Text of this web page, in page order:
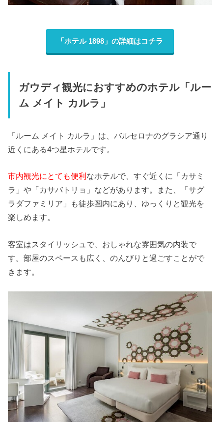
「ホテル 1898」の詳細はコチラ
ガウディ観光におすすめのホテル「ルー
ム メイト カルラ」
「ルーム メイト カルラ」は、バルセロナのグラシア通り
近くにある4つ星ホテルです。
市内観光にとても便利 なホテルで、すぐ近くに「カサミ
ラ」や「カサバトリョ」などがあります。また、「サグ
ラダファミリア」も徒歩圏内にあり、ゆっくりと観光を
楽しめます。
客室はスタイリッシュで、おしゃれな雰囲気の内装で
す。部屋のスペースも広く、のんびりと過ごすことがで
きます。